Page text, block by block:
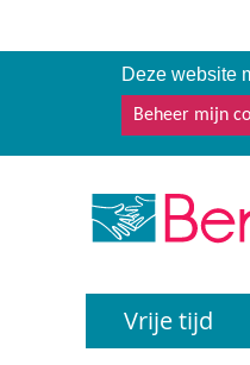
Deze website
Beheer mijn
Terug
naar
Vrije tijd